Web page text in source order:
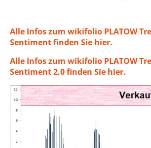
Alle Infos zum wikifolio PLATOW
Sentiment finden Sie hier.
Alle Infos zum wikifolio PLATOW
Sentiment 2.0 finden Sie hier.